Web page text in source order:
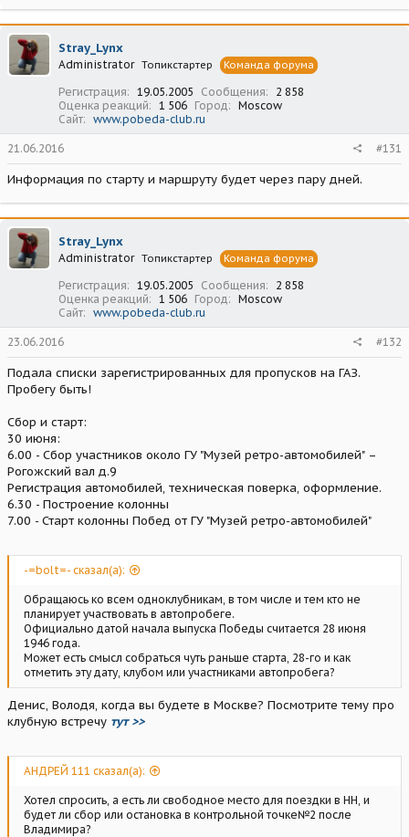
Stray_Lynx
Administrator Топикстартер Команда форума
Регистрация 19.05.2005 Сообщения
2 858
Оценка реакций
1 506 Город
Moscow
Сайт
www.pobeda-club.ru
21.06.2016 #131
Информация по старту и маршруту будет через пару дней.
Stray_Lynx
Administrator Топикстартер Команда форума
Регистрация 19.05.2005 Сообщения
2 858
Оценка реакций
1 506 Город
Moscow
Сайт
www.pobeda-club.ru
23.06.2016 #132
Подала списки зарегистрированных для пропусков на ГАЗ.
Пробегу быть!
Сбор и старт:
30 июня:
6.00 - Сбор участников около ГУ "Музей ретро-автомобилей" –
Рогожский вал д.9
Регистрация автомобилей, техническая поверка, оформление.
6.30 - Построение колонны
7.00 - Старт колонны Побед от ГУ "Музей ретро-автомобилей"
-=bolt=- сказал(а):
Обращаюсь ко всем одноклубникам, в том числе и тем кто не
планирует участвовать в автопробеге.
Официально датой начала выпуска Победы считается 28 июня
1946 года.
Может есть смысл собраться чуть раньше старта, 28-го и как
отметить эту дату, клубом или участниками автопробега?
Денис, Володя, когда вы будете в Москве? Посмотрите тему про
клубную встречу тут >>
АНДРЕЙ 111 сказал(а):
Хотел спросить, а есть ли свободное место для поездки в НН, и
будет ли сбор или остановка в контрольной точке№2 после
Владимира?